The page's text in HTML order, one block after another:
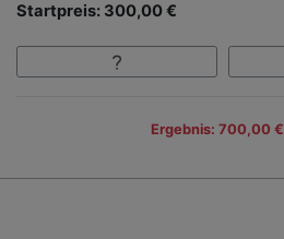
Startpreis: 300,00 €
Ergebnis: 700,00 €